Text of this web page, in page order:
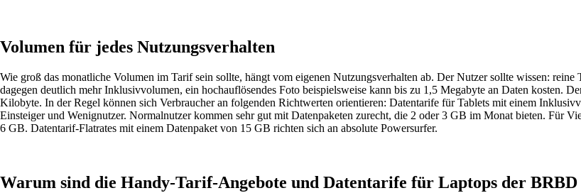
Volumen für jedes Nutzungsverhalten
Wie groß das monatliche Volumen im Tarif sein sollte, hängt vom eigenen Nutzungsverhalten ab. Der Nutzer sollte wissen:
dagegen deutlich mehr Inklusivvolumen, ein hochauflösendes Foto beispielsweise kann bis zu 1,5 Megabyte an Daten kosten.
Kilobyte. In der Regel können sich Verbraucher an folgenden Richtwerten orientieren: Datentarife für Tablets mit einem
Einsteiger und Wenignutzer. Normalnutzer kommen sehr gut mit Datenpaketen zurecht, die 2 oder 3 GB im Monat bieten. Für
6 GB. Datentarif-Flatrates mit einem Datenpaket von 15 GB richten sich an absolute Powersurfer.
Warum sind die Handy-Tarif-Angebote und Datentarife für Laptops der